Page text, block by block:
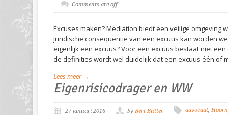
Comments are off
Excuses maken? Mediation biedt een veilige omgeving
juridische consequentie van een excuus kan worden
eigenlijk een excuus? Voor een excuus bestaat niet
de definities wordt wel duidelijk dat een excuus één of
Lees meer →
Eigenrisicodrager en WW
27 januari 2016 by Bert Butter advocaat, Hoorn